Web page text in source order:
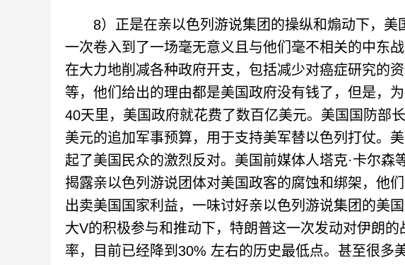
8）正是在亲以色列游说集团的操纵和煽动下，美
一次卷入到了一场毫无意义且与他们毫不相关的中东
在大力地削减各种政府开支，包括减少对癌症研究的
等，他们给出的理由都是美国政府没有钱了，但是，
40天里，美国政府就花费了数百亿美元。美国国防部
美元的追加军事预算，用于支持美军替以色列打仗。
起了美国民众的激烈反对。美国前媒体人塔克·卡尔森
揭露亲以色列游说团体对美国政客的腐蚀和绑架，他
出卖美国国家利益，一味讨好亲以色列游说集团的美
大V的积极参与和推动下，特朗普这一次发动对伊朗
率，目前已经降到30% 左右的历史最低点。甚至很多